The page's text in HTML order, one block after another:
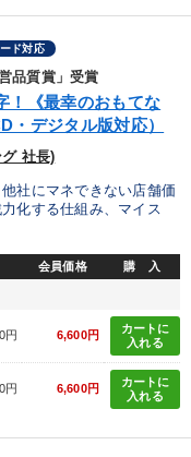
ド対応
品質賞」受賞
！《最幸のおもてな
・デジタル版対応）
社長)
社にマネできない店舗価
化する仕組み、マイス
会員価格 購 入
円 6,600円
カートに
入れる
円 6,600円
カートに
入れる